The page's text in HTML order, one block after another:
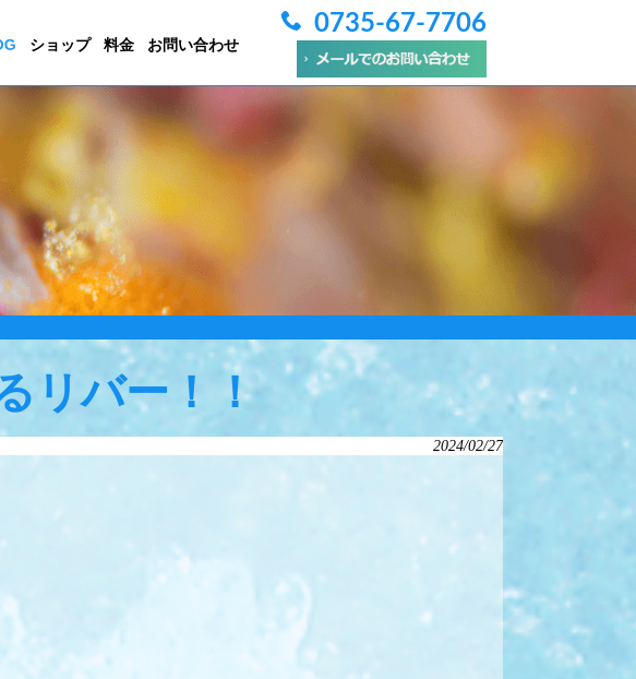
ショップ 料金 お問い合わせ
0735-67-7706
リバー！！
2024/02/27